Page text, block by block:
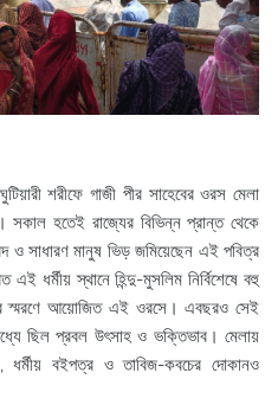
শরীফে গাজী পীর সাহেবের ওরস মেলা
সকাল হতেই রাজ্যের বিভিন্ন প্রান্ত থেকে
ও সাধারণ মানুষ ভিড় জমিয়েছেন এই পবিত্র
ধর্মীয় স্থানে হিন্দু-মুসলিম নির্বিশেষে বহু
স্মরণে আয়োজিত এই ওরসে। এবছরও সেই
ছিল প্রবল উৎসাহ ও ভক্তিভাব। মেলায়
ধর্মীয় বইপত্র ও তাবিজ-কবচের দোকানও